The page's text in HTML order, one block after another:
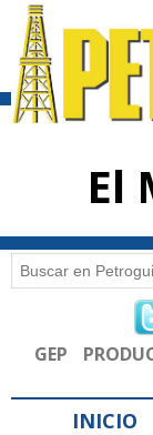
El
Buscar
GEP
INICIO